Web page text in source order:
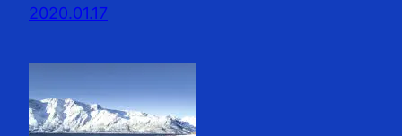
2020.01.17